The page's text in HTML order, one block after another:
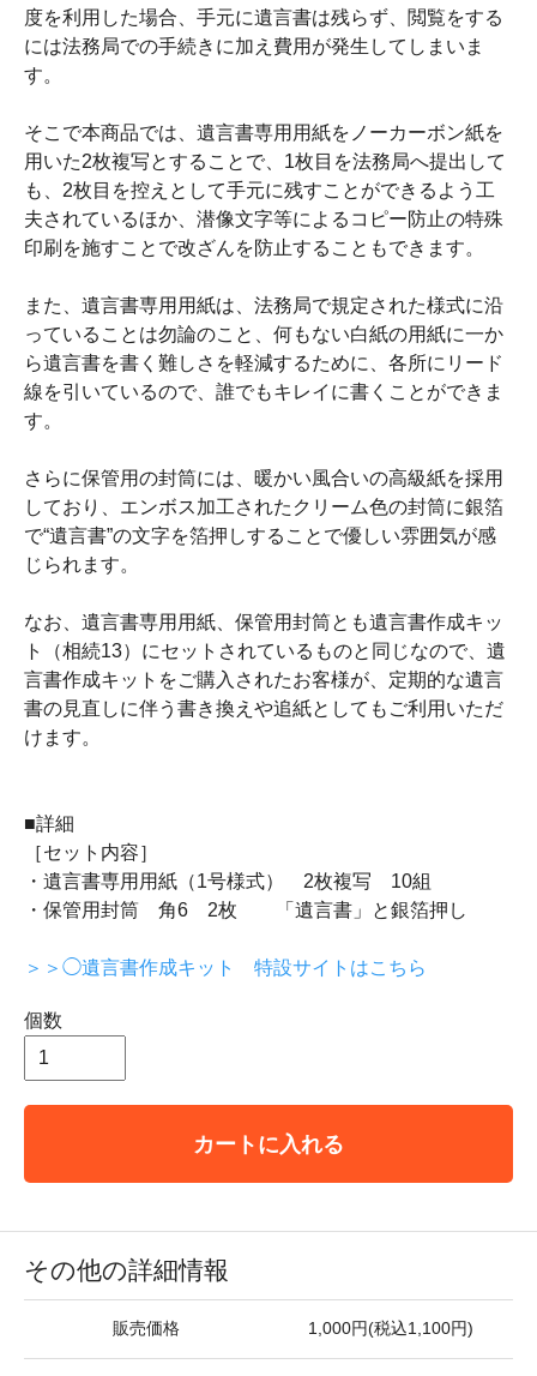
度を利用した場合、手元に遺言書は残らず、閲覧をする
には法務局での手続きに加え費用が発生してしまいま
す。
そこで本商品では、遺言書専用用紙をノーカーボン紙を
用いた2枚複写とすることで、1枚目を法務局へ提出して
も、2枚目を控えとして手元に残すことができるよう工
夫されているほか、潜像文字等によるコピー防止の特殊
印刷を施すことで改ざんを防止することもできます。
また、遺言書専用用紙は、法務局で規定された様式に沿
っていることは勿論のこと、何もない白紙の用紙に一か
ら遺言書を書く難しさを軽減するために、各所にリード
線を引いているので、誰でもキレイに書くことができま
す。
さらに保管用の封筒には、暖かい風合いの高級紙を採用
しており、エンボス加工されたクリーム色の封筒に銀箔
で“遺言書”の文字を箔押しすることで優しい雰囲気が感
じられます。
なお、遺言書専用用紙、保管用封筒とも遺言書作成キッ
ト（相続13）にセットされているものと同じなので、遺
言書作成キットをご購入されたお客様が、定期的な遺言
書の見直しに伴う書き換えや追紙としてもご利用いただ
けます。
■詳細
［セット内容］
・遺言書専用用紙（1号様式） 2枚複写 10組
・保管用封筒 角6 2枚 「遺言書」と銀箔押し
＞＞◯遺言書作成キット 特設サイトはこちら
個数
カートに入れる
その他の詳細情報
販売価格 1,000円(税込1,100円)